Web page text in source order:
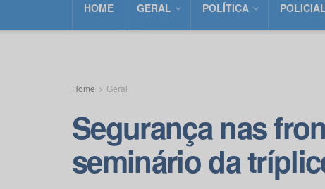
HOME GERAL POLÍTICA POLICIAL
Home Geral
Segurança nas
seminário da